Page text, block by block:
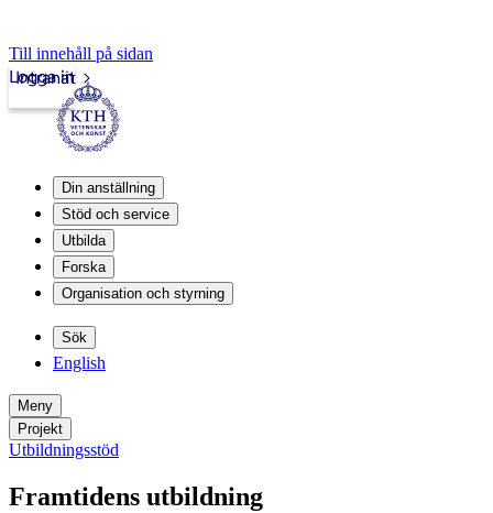
Till innehåll på sidan
Intranät
Logga in
Din anställning
Stöd och service
Utbilda
Forska
Organisation och styrning
Sök
English
Meny
Projekt
Utbildningsstöd
Framtidens utbildning